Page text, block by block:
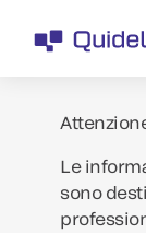
Le
sono